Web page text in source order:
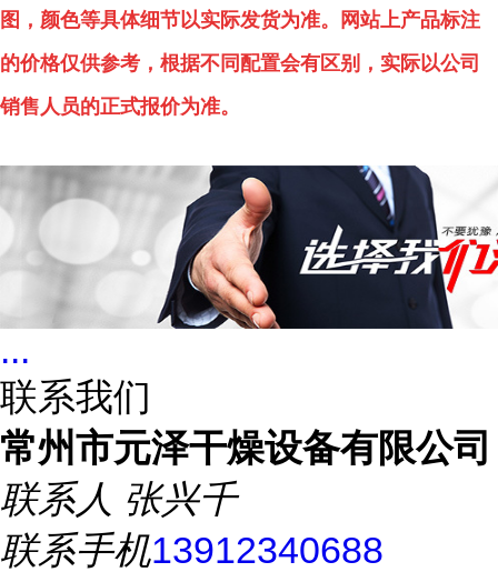
图，颜色等具体细节以实际发货为准。网站上产品标注
的价格仅供参考，根据不同配置会有区别，实际以公司
销售人员的正式报价为准。
...
联系我们
常州市元泽干燥设备有限公司
联系人 张兴千
联系手机13912340688